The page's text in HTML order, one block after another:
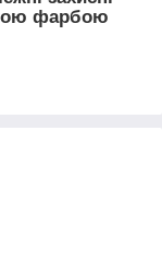
фарбою